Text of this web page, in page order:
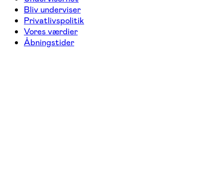
Bliv underviser
Privatlivspolitik
Vores værdier
Åbningstider